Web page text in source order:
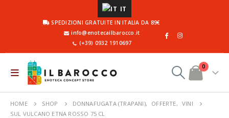
IT
SPEDIZIONI GRATUITE IN ITALIA DA 89€
info@enotecailbarocco.it
(+39) 0932 1910697
0
HOME SHOP DONNAFUGATA (TRAPANI), OFFERTE,
VINI
SUL VULCANO ETNA ROSSO 75 CL